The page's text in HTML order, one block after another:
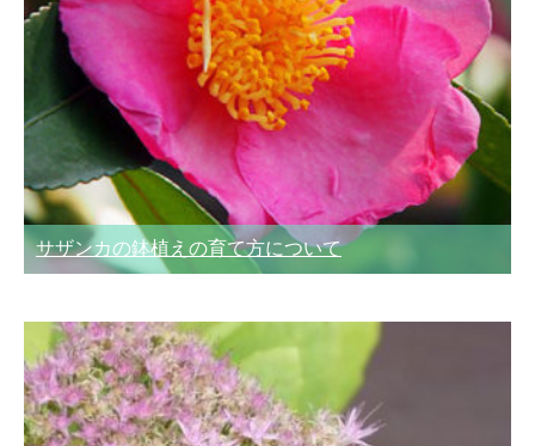
サザンカの鉢植えの育て方について